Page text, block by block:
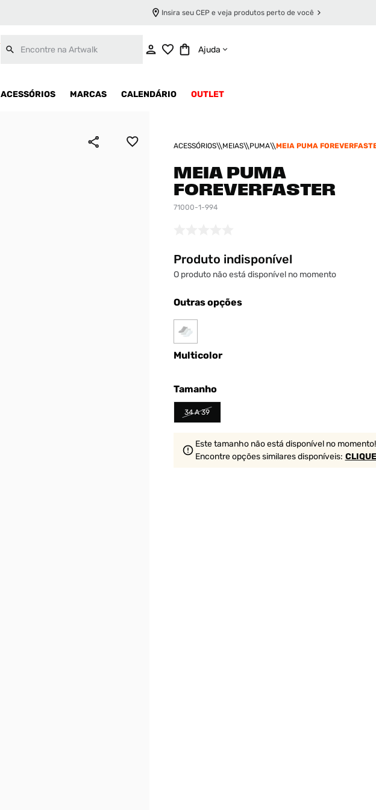
Insira seu CEP e veja produtos perto de você
Ajuda
ACESSÓRIOS MARCAS CALENDÁRIO OUTLET
ACESSÓRIOS MEIAS PUMA MEIA PUMA
MEIA PUMA
FOREVERFASTER
71000-1-994
Produto indisponível
O produto não está disponível no momento
Outras opções
Multicolor
Tamanho
34 A 39
Este tamanho não está disponível no momento!
Encontre opções similaresdisponíveis: